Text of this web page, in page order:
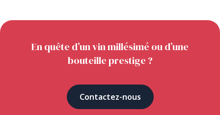
En quête d’un vin millésimé ou d’une
bouteille prestige ?
Contactez-nous